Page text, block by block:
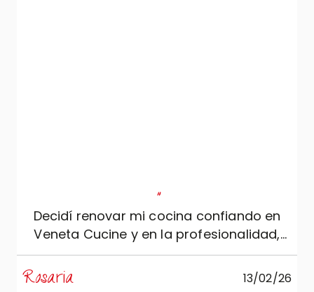
"
Decidí renovar mi cocina confiando en
Veneta Cucine y en la profesionalidad,
seriedad y experiencia de Mobili Zugaro, y
no podría estar más satisfecha. La
Rosaria 13/02/26